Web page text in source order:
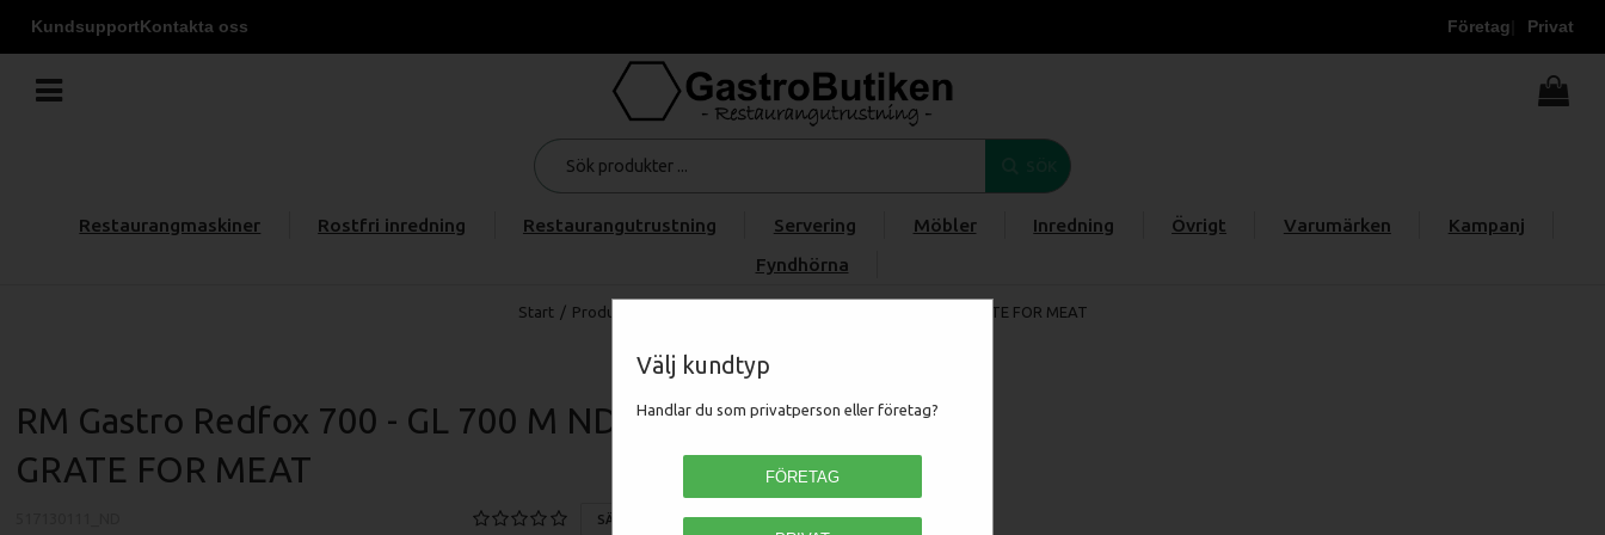
KundsupportKontakta oss Företag Privat
Välj kundtyp
Handlar du som privatperson eller företag?
FÖRETAG
Restaurangmaskiner Rostfri inredning Restaurangutrustning Servering Möbler Inredning Övrigt Varumärken
Kampanj
Fyndhörna
Start / Produkter RM Gastro Redfox 700 - GL 700 M ND GRATE FOR MEAT
RM Gastro Redfox 700 - GL 700 M ND
GRATE FOR MEAT
SÄTT ETT BETYG